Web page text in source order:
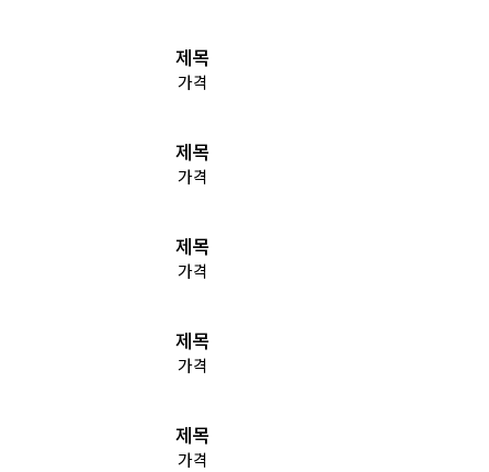
제목
가격
제목
가격
제목
가격
제목
가격
제목
가격